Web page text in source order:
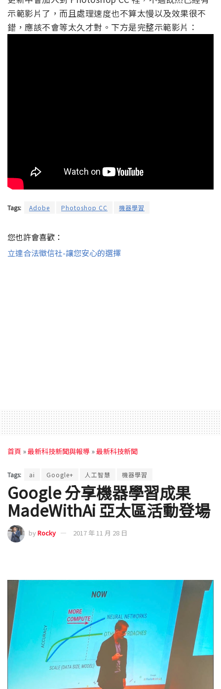
示範影片了，而且處理速度也不算太慢以及效果很不
錯，應該不會等太久才對。下方是完整示範影片：
Tags: Adobe Photoshop CC 機器學習
您也許會喜歡：
立達合法徵信社-讓您安心的選擇
首頁 »最新科技新聞與報導 »最新科技新聞
Tags: ai Google+ 人工智慧 機器學習
Google 分享機器學習成果
MadeWithAi 亞太區活動登場
byRocky 2017 年 11 月 28 日